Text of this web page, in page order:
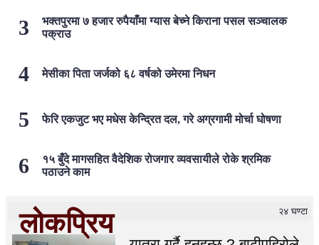
भक्तपुरमा ७ हजार रुपैयाँमा ग्यास बेच्ने किराना पसल सञ्चालक
पक्राउ
मेसीका पिता जर्जको ६८ वर्षको उमेरमा निधन
फेरि एकजुट भए मधेस केन्द्रित दल, गरे अग्रगामी मोर्चा घोषणा
१५ बुँदे मागसहित वैदेशिक रोजगार व्यवसायीले रोके श्रमिक
पठाउने काम
लोकप्रिय २४ घण्टा